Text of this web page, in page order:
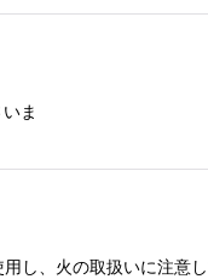
ま
し、火の取扱いに注意